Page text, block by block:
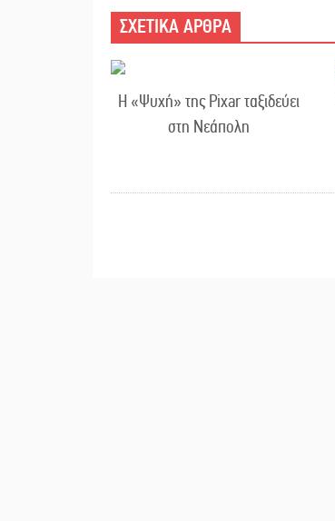
ΣΧΕΤΙΚΑ ΑΡΘΡΑ
Η «Ψυχή» της Pixar ταξιδεύει
στη Νεάπολη